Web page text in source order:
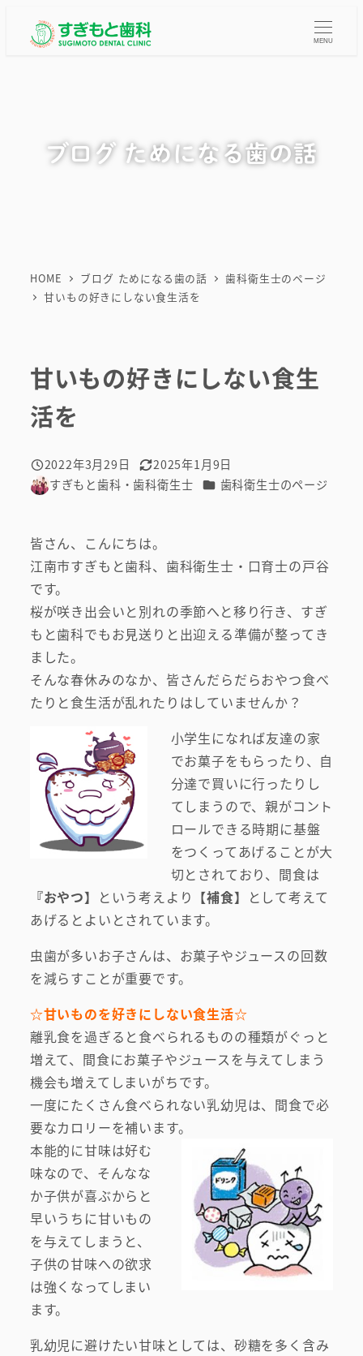
MENU
ブログ ためになる歯の話
HOME ブログ ためになる歯の話
歯科衛生士のページ
甘いもの好きにしない食生活を
甘いもの好きにしない食生
活を
投稿日
2022年3月29日
更新日
2025年1月9日
著
すぎもと歯科・歯科衛生士 カテゴリー
歯科衛生士のページ
皆さん、こんにちは。
江南市すぎもと歯科、歯科衛生士・口育士の戸谷
です。
桜が咲き出会いと別れの季節へと移り行き、すぎ
もと歯科でもお見送りと出迎える準備が整ってき
ました。
そんな春休みのなか、皆さんだらだらおやつ食べ
たりと食生活が乱れたりはしていませんか？
小学生になれば友達の家
でお菓子をもらったり、自
分達で買いに行ったりし
てしまうので、親がコント
ロールできる時期に基盤
をつくってあげることが大
切とされており、間食は
『おやつ】 という考えより 【補食】 として考えて
あげるとよいとされています。
虫歯が多いお子さんは、お菓子やジュースの回数
を減らすことが重要です。
☆甘いものを好きにしない食生活☆
離乳食を過ぎると食べられるものの種類がぐっと
増えて、間食にお菓子やジュースを与えてしまう
機会も増えてしまいがちです。
一度にたくさん食べられない乳幼児は、間食で必
要なカロリーを補います。
本能的に甘味は好む
味なので、そんなな
か子供が喜ぶからと
早いうちに甘いもの
を与えてしまうと、
子供の甘味への欲求
は強くなってしまい
ます。
乳幼児に避けたい甘味としては、砂糖を多く含み